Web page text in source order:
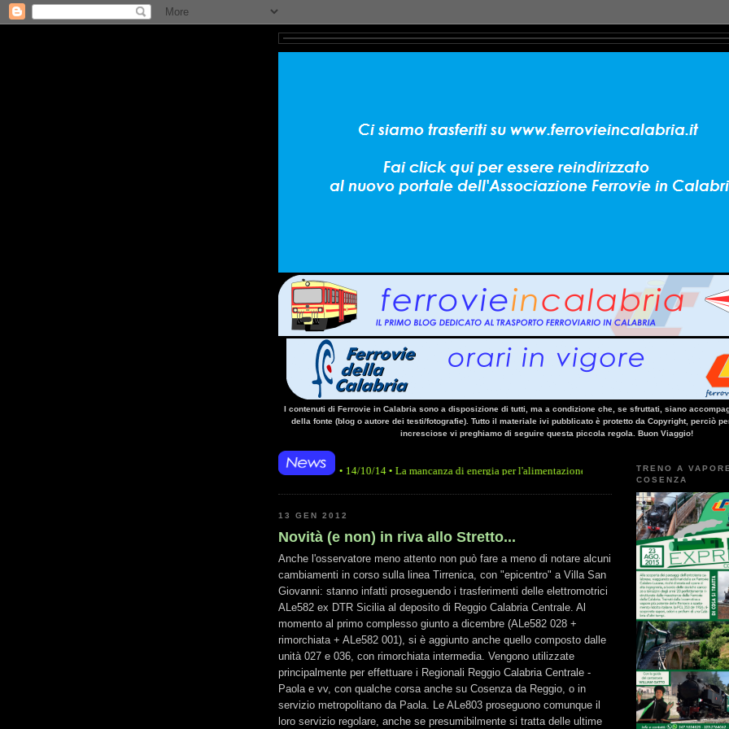
I contenuti di Ferrovie in Calabria sono a disposizione di tutti, ma a condizione che, se sfruttati, siano
della fonte (blog o autore dei testi/fotografie). Tutto il materiale ivi pubblicato è protetto da Copyright, perciò
incresciose vi preghiamo di seguire questa piccola regola. Buon Viaggio!
• 14/10/14 • La mancanza di energia per l'alimentazione elettrica, sulla linea Paola - Cosenza,
13 GEN 2012
Novità (e non) in riva allo Stretto...
Anche l'osservatore meno attento non può fare a meno di notare alcuni
cambiamenti in corso sulla linea Tirrenica, con "epicentro" a Villa San
Giovanni: stanno infatti proseguendo i trasferimenti delle elettromotrici
ALe582 ex DTR Sicilia al deposito di Reggio Calabria Centrale. Al
momento al primo complesso giunto a dicembre (ALe582 028 +
rimorchiata + ALe582 001), si è aggiunto anche quello composto dalle
unità 027 e 036, con rimorchiata intermedia. Vengono utilizzate
principalmente per effettuare i Regionali Reggio Calabria Centrale -
Paola e vv, con qualche corsa anche su Cosenza da Reggio, o in
servizio metropolitano da Paola. Le ALe803 proseguono comunque il
loro servizio regolare, anche se presumibilmente si tratta delle ultime
TRENO A
COSENZA